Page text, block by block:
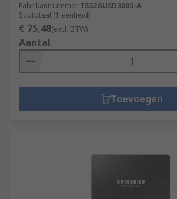
Fabrikantnummer TS32GUSD300S-A
Subtotaal (1 eenheid)
€ 75,48(excl. BTW)
Aantal
Toevoegen